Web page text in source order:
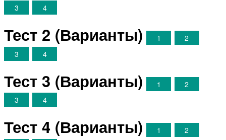
3
4
Тест 2 (Варианты) 1
2
3
4
Тест 3 (Варианты) 1
2
3
4
Тест 4 (Варианты) 1
2